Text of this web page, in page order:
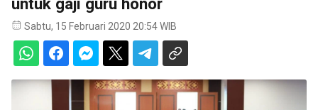
Sabtu, 15 Februari 2020 20:54 WIB